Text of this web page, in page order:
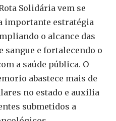
Solidária vem se
importante estratégia
o alcance das
sangue e fortalecendo o
a saúde pública. O
abastece mais de
no estado e auxilia
submetidos a